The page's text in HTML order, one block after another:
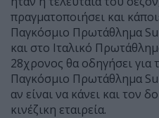
πραγματοποιήσει και
Παγκόσμιο Πρωτάθλημα
και στο Ιταλικό
28χρονος θα οδηγήσει για
Παγκόσμιο Πρωτάθλημα
αν είναι να κάνει και τον
κινέζικη εταιρεία.